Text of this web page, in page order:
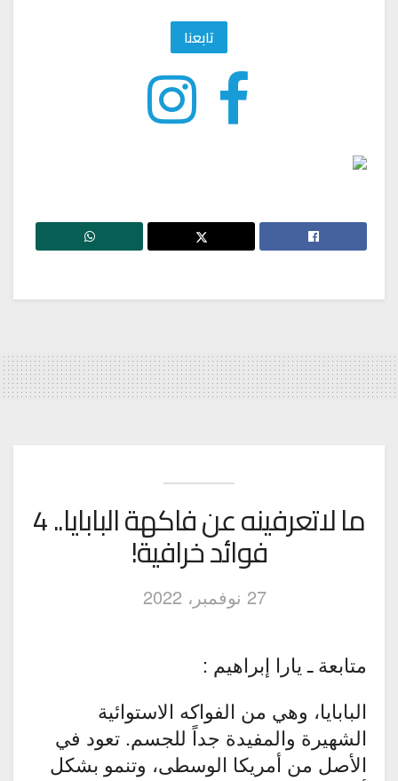
تابعنا
ما لاتعرفينه عن فاكهة البابايا.. 4
فوائد خرافية!
27 نوفمبر، 2022
متابعة ـ يارا إبراهيم :
البابايا، وهي من الفواكه الاستوائية
الشهيرة والمفيدة جداً للجسم. تعود في
الأصل من أمريكا الوسطى، وتنمو بشكل